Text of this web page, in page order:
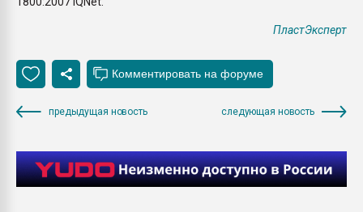
ПластЭксперт
предыдущая новость следующая новость